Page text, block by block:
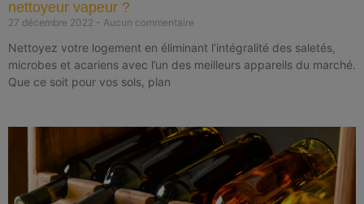
nettoyeur vapeur ?
27 décembre 2022 Aucun commentaire
Nettoyez votre logement en éliminant l’intégralité des saletés,
microbes et acariens avec l’un des meilleurs appareils du marché.
Que ce soit pour vos sols, plan